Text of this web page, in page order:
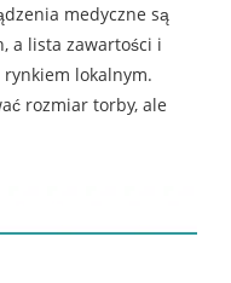
medyczne są
a lista zawartości i
lokalnym.
rozmiar torby, ale